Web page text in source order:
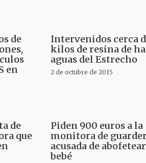
de
en
Intervenidos cerca
kilos de resina de
aguas del Estrecho
2 de octubre de 2015
de
que
Piden 900 euros a la
monitora de
acusada de
bebé